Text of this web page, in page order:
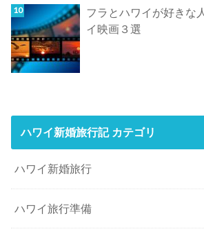
フラとハワイが好きな
イ映画３選
ハワイ新婚旅行記 カテゴリ
ハワイ新婚旅行
ハワイ旅行準備